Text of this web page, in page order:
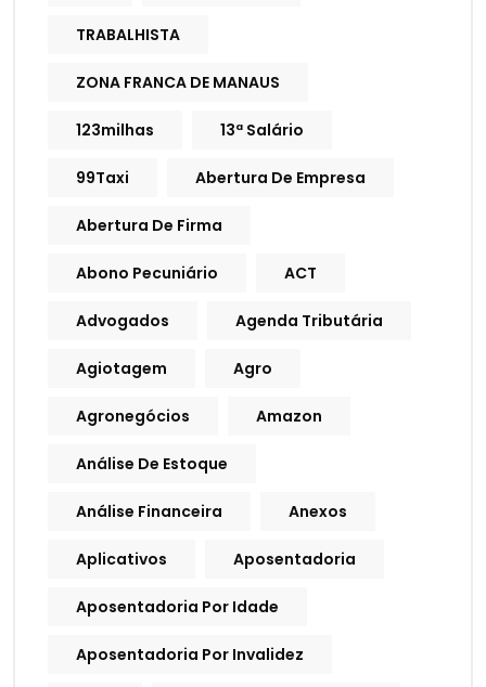
TRABALHISTA
ZONA FRANCA DE MANAUS
123milhas 13ª Salário
99Taxi Abertura De Empresa
Abertura De Firma
Abono Pecuniário ACT
Advogados Agenda Tributária
Agiotagem Agro
Agronegócios Amazon
Análise De Estoque
Análise Financeira Anexos
Aplicativos Aposentadoria
Aposentadoria Por Idade
Aposentadoria Por Invalidez